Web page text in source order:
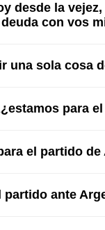
desde la
con vos
una sola cosa
para
el partido
partido ante